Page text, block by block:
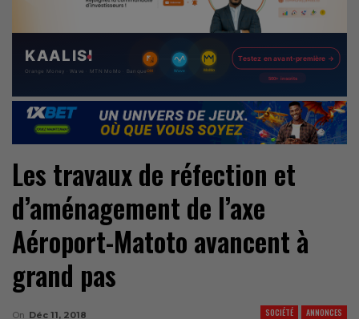
Les travaux de réfection et
d’aménagement de l’axe
Aéroport-Matoto avancent à
grand pas
SOCIÉTÉ ANNONCES
On Déc 11, 2018